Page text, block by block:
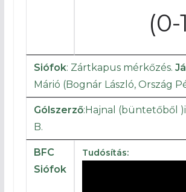
(0-
Siófok: Zártkapus mérkőzés.
Márió (Bognár László, Ország
Gólszerző:Hajnal (büntetőből
B.
BFC
Siófok
Tudósítás: